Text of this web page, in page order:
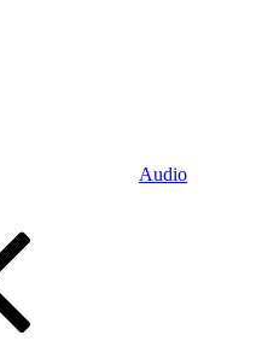
Audio